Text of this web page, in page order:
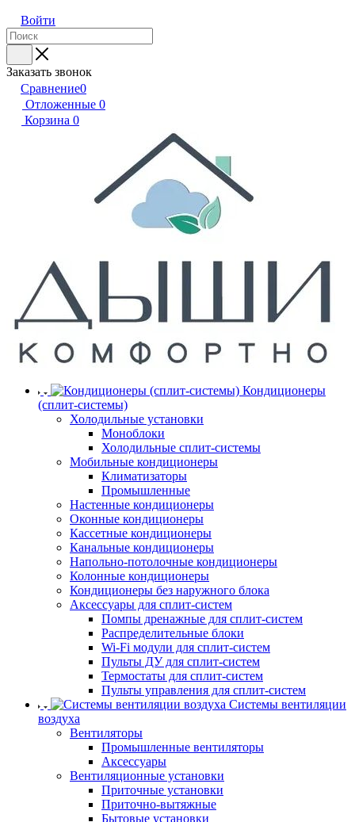
Войти
Заказать звонок
Сравнение0
Отложенные 0
Корзина 0
Кондиционеры
(сплит-системы)
Холодильные установки
Моноблоки
Холодильные сплит-системы
Мобильные кондиционеры
Климатизаторы
Промышленные
Настенные кондиционеры
Оконные кондиционеры
Кассетные кондиционеры
Канальные кондиционеры
Напольно-потолочные кондиционеры
Колонные кондиционеры
Кондиционеры без наружного блока
Аксессуары для сплит-систем
Помпы дренажные для сплит-систем
Распределительные блоки
Wi-Fi модули для сплит-систем
Пульты ДУ для сплит-систем
Термостаты для сплит-систем
Пульты управления для сплит-систем
Системы вентиляции
воздуха
Вентиляторы
Промышленные вентиляторы
Аксессуары
Вентиляционные установки
Приточные установки
Приточно-вытяжные
Бытовые установки